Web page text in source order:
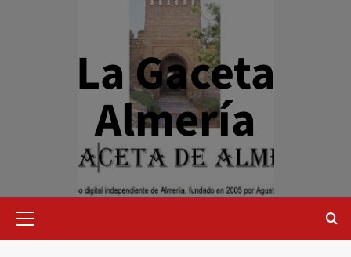
La Gaceta
Almería
primario